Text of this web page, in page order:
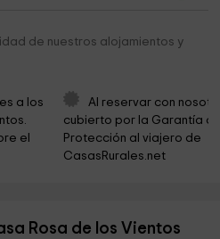
5,7 km
5,8 km
de Toledo 5,8 km
de nuestros alojamientos y
a los
el
Al reservar con
cubierto por la Garantía
Protección al viajero de
CasasRurales.net
Rosa de los Vientos